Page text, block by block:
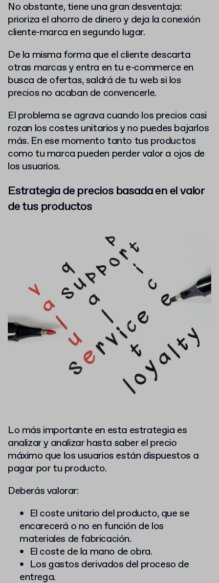
No obstante, tiene una gran desventaja:
prioriza el ahorro de dinero y deja la conexión
cliente-marca en segundo lugar.
De la misma forma que el cliente descarta
otras marcas y entra en tu e-commerce en
busca de ofertas, saldrá de tu web si los
precios no acaban de convencerle.
El problema se agrava cuando los precios casi
rozan los costes unitarios y no puedes bajarlos
más. En ese momento tanto tus productos
como tu marca pueden perder valor a ojos de
los usuarios.
Estrategia de precios basada en el valor
de tus productos
Lo más importante en esta estrategia es
analizar y analizar hasta saber el precio
máximo que los usuarios están dispuestos a
pagar por tu producto.
Deberás valorar:
El coste unitario del producto, que se
encarecerá o no en función de los
materiales de fabricación.
El coste de la mano de obra.
Los gastos derivados del proceso de
entrega.